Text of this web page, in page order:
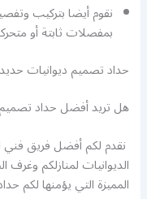
نقوم أيضا بتركيب
بمفصلات ثابتة أو
حداد تصميم ديوانيات حديد
هل تريد أفضل حداد
نقدم لكم أفضل فريق
الديوانيات لمنازلكم
المميزة التي يؤمنها لكم